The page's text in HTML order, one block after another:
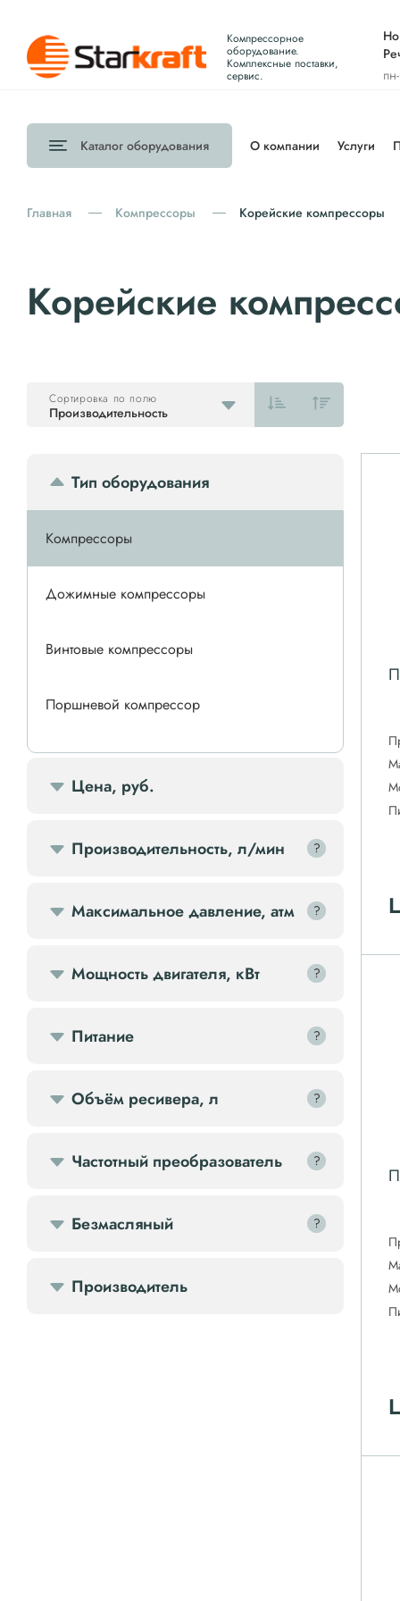
Компрессорное
оборудование.
Комплексные поставки,
сервис.
Каталог оборудования О компании Услуги
Главная Компрессоры Корейские компрессоры
Корейские
Производительность
Сортировка по полю
Тип оборудования
Компрессоры
Дожимные компрессоры
Винтовые компрессоры
Поршневой компрессор
Спиральные компрессоры
Осветительные мачты
Осушители
Ресиверы
Цена, руб.
Производительность, л/мин ?
?
Максимальное давление, атм ?
?
Мощность двигателя, кВт ?
?
Питание ?
?
Объём ресивера, л ?
?
Частотный преобразователь ?
?
Безмасляный ?
?
Производитель